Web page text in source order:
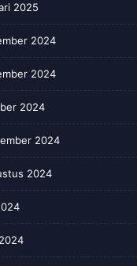
2025
2024
2024
2024
2024
2024